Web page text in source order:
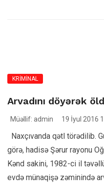
KRİMİNAL
Arvadını döyərək
Müəllif: admin 19 İyul 2016
Naxçıvanda qətl törədilib.
görə, hadisə Şərur rayonu
Kənd sakini, 1982-ci il
evdə münaqişə zəminində